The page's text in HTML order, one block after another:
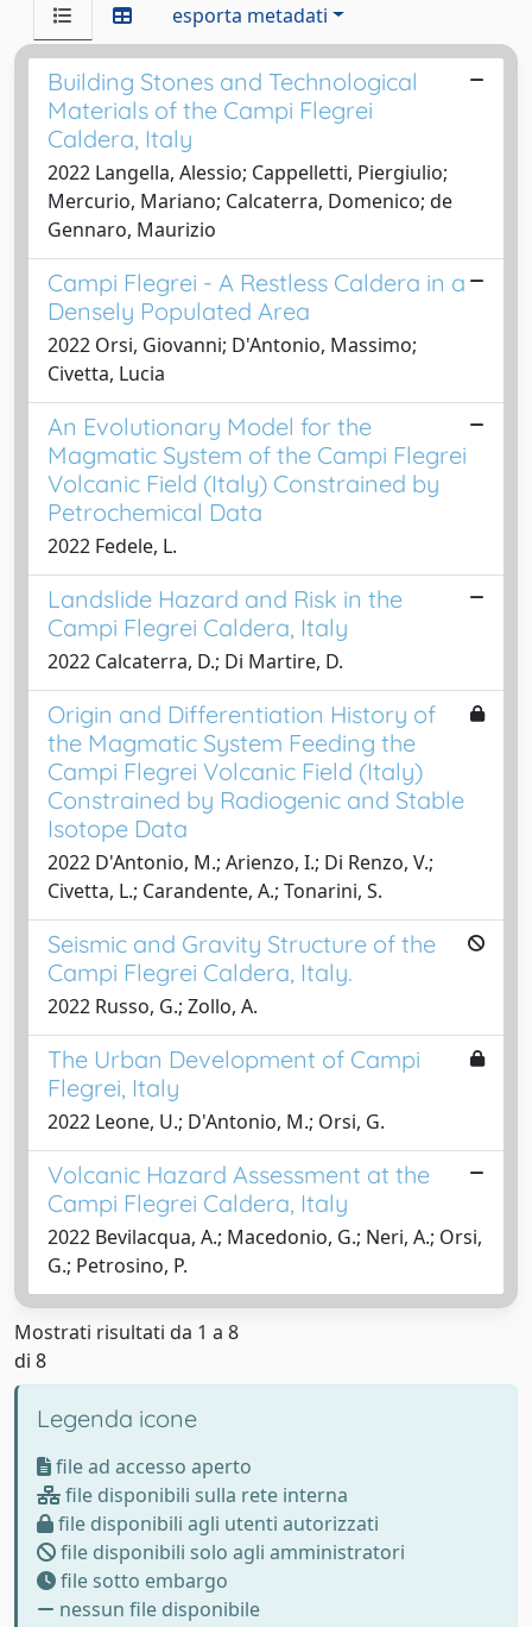
esporta metadati
Building Stones and Technological
Materials of the Campi Flegrei
Caldera, Italy
2022 Langella, Alessio; Cappelletti, Piergiulio;
Mercurio, Mariano; Calcaterra, Domenico; de
Gennaro, Maurizio
Campi Flegrei - A Restless Caldera in a
Densely Populated Area
2022 Orsi, Giovanni; D'Antonio, Massimo;
Civetta, Lucia
An Evolutionary Model for the
Magmatic System of the Campi Flegrei
Volcanic Field (Italy) Constrained by
Petrochemical Data
2022 Fedele, L.
Landslide Hazard and Risk in the
Campi Flegrei Caldera, Italy
2022 Calcaterra, D.; Di Martire, D.
Origin and Differentiation History of
the Magmatic System Feeding the
Campi Flegrei Volcanic Field (Italy)
Constrained by Radiogenic and Stable
Isotope Data
2022 D'Antonio, M.; Arienzo, I.; Di Renzo, V.;
Civetta, L.; Carandente, A.; Tonarini, S.
Seismic and Gravity Structure of the
Campi Flegrei Caldera, Italy.
2022 Russo, G.; Zollo, A.
The Urban Development of Campi
Flegrei, Italy
2022 Leone, U.; D'Antonio, M.; Orsi, G.
Volcanic Hazard Assessment at the
Campi Flegrei Caldera, Italy
2022 Bevilacqua, A.; Macedonio, G.; Neri, A.; Orsi,
G.; Petrosino, P.
Mostrati risultati da 1 a 8
di 8
Legenda icone
file ad accesso aperto
file disponibili sulla rete interna
file disponibili agli utenti autorizzati
file disponibili solo agli amministratori
file sotto embargo
nessun file disponibile